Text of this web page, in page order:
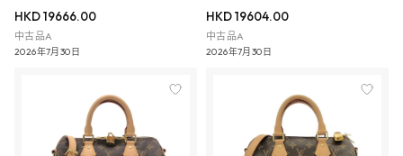
HKD 19666.00
中古品A
2026年7月30日
HKD 19604.00
中古品A
2026年7月30日